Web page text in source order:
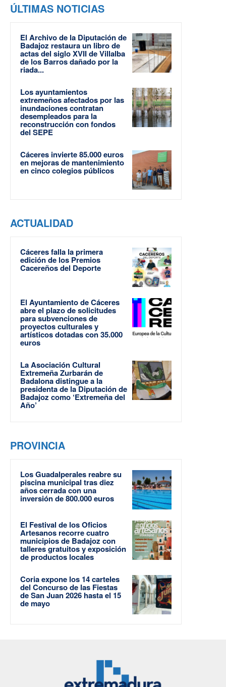
ÚLTIMAS NOTICIAS
El Archivo de la Diputación de
Badajoz restaura un libro de
actas del siglo XVII de Villalba
de los Barros dañado por la
riada...
Los ayuntamientos
extremeños afectados por las
inundaciones contratan
desempleados para la
reconstrucción con fondos
del SEPE
Cáceres invierte 85.000 euros
en mejoras de mantenimiento
en cinco colegios públicos
ACTUALIDAD
Cáceres falla la primera
edición de los Premios
Cacereños del Deporte
El Ayuntamiento de Cáceres
abre el plazo de solicitudes
para subvenciones de
proyectos culturales y
artísticos dotadas con 35.000
euros
La Asociación Cultural
Extremeña Zurbarán de
Badalona distingue a la
presidenta de la Diputación de
Badajoz como ‘Extremeña del
Año’
PROVINCIA
Los Guadalperales reabre su
piscina municipal tras diez
años cerrada con una
inversión de 800.000 euros
El Festival de los Oficios
Artesanos recorre cuatro
municipios de Badajoz con
talleres gratuitos y exposición
de productos locales
Coria expone los 14 carteles
del Concurso de las Fiestas
de San Juan 2026 hasta el 15
de mayo